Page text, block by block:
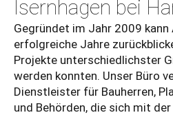
Isernhagen bei
Gegründet im Jahr 2009
erfolgreiche Jahre
Projekte unterschiedlichster
werden konnten. Unser Büro
Dienstleister für Bauherren,
und Behörden, die sich mit